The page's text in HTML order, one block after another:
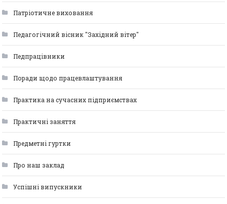
Патріотичне виховання
Педагогічний вісник "Західний вітер"
Педпрацівники
Поради щодо працевлаштування
Практика на сучасних підприємствах
Практичні заняття
Предметні гуртки
Про наш заклад
Успішні випускники